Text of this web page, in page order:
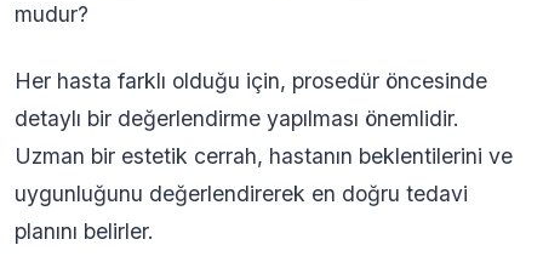
mudur?
Her hasta farklı olduğu için, prosedür öncesinde
detaylı bir değerlendirme yapılması önemlidir.
Uzman bir estetik cerrah, hastanın beklentilerini ve
uygunluğunu değerlendirerek en doğru tedavi
planını belirler.